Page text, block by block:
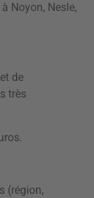
Noyon, Nesle,
de
très
(région,